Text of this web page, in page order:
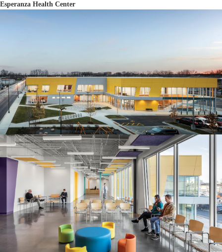
Esperanza Health Center